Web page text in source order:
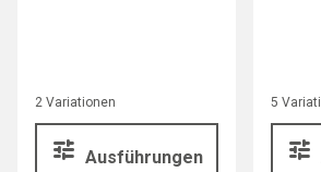
2 Variationen
Ausführungen
5